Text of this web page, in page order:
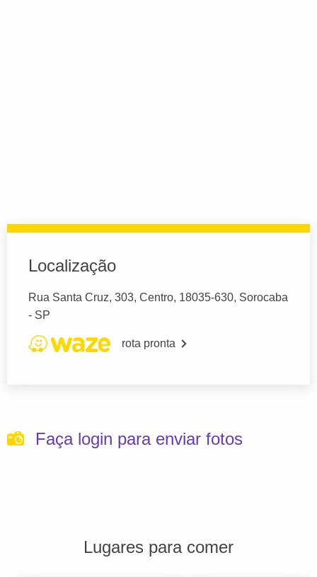
Localização
Rua Santa Cruz, 303, Centro, 18035-630, Sorocaba
- SP
rota pronta
Faça login para enviar fotos
Lugares para comer